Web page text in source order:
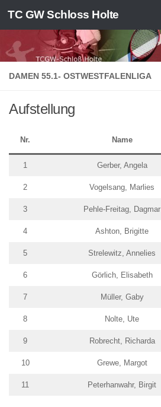
Zum Inhalt springen
TC GW Schloss Holte
DAMEN 55.1- OSTWESTFALENLIGA
Aufstellung
Nr. Name
1 Gerber, Angela
2 Vogelsang, Marlies
3 Pehle-Freitag, Dagmar
4 Ashton, Brigitte
5 Strelewitz, Annelies
6 Görlich, Elisabeth
7 Müller, Gaby
8 Nolte, Ute
9 Robrecht, Richarda
10 Grewe, Margot
11 Peterhanwahr, Birgit